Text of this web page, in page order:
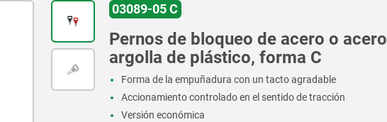
03089-05 C
Pernos de bloqueo de acero o
argolla de plástico, forma C
Forma de la empuñadura con un tacto agradable
Accionamiento controlado en el sentido de tracción
Versión económica